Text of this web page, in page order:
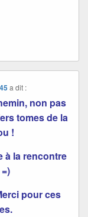
a dit :
non pas
tomes de la
!
à la rencontre
pour ces